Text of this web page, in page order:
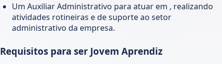
Um Auxiliar Administrativo para atuar em , realizando
atividades rotineiras e de suporte ao setor
administrativo da empresa.
Requisitos para ser Jovem Aprendiz